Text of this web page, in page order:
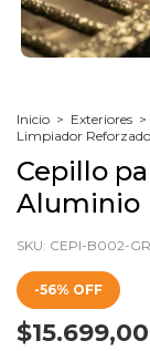
Inicio > Exteriores >
Limpiador
Cepillo
Aluminio
SKU: CEPI-B002-
-56% OFF
$15.699,00